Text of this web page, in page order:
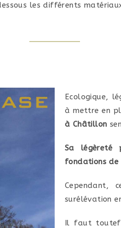
les différents
Ecologique,
à mettre en
à Châtillon
Sa légèreté
fondations de
Cependant,
surélévation
Il faut